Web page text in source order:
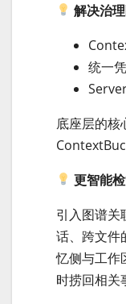
解决治
统一
底座层的核
更智能
引入图谱关
话、跨文件
忆侧与工作
时捞回相关